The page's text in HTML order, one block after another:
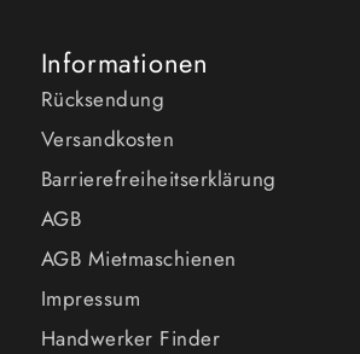
Informationen
Rücksendung
Versandkosten
Barrierefreiheitserklärung
AGB
AGB Mietmaschienen
Impressum
Handwerker Finder